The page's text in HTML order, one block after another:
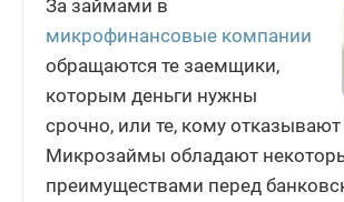
За займами в
микрофинансовые компании
обращаются те заемщики,
которым деньги нужны
срочно, или те, кому отказывают
Микрозаймы обладают
преимуществами перед